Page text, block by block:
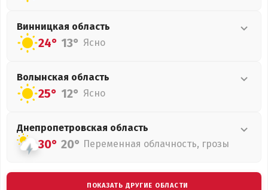
Винницкая область
24° 13° Ясно
Волынская область
25° 12° Ясно
Днепропетровская область
30° 20° Переменная облачность, грозы
ПОКАЗАТЬ ДРУГИЕ ОБЛАСТИ